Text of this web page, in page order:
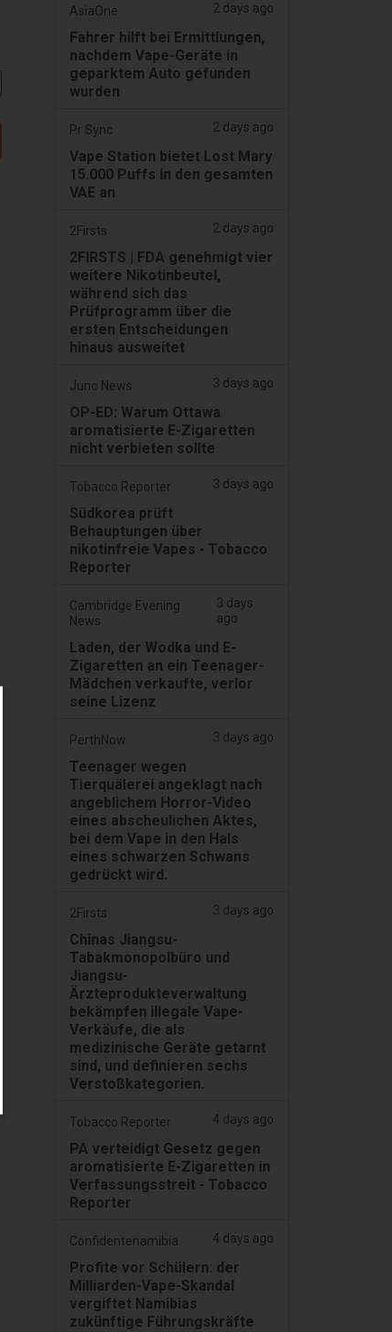
AsiaOne 2 days ago
Fahrer hilft bei Ermittlungen,
nachdem Vape-Geräte in
geparktem Auto gefunden
wurden
Pr Sync 2 days ago
Vape Station bietet Lost Mary
15.000 Puffs in den gesamten
VAE an
2Firsts 2 days ago
2FIRSTS | FDA genehmigt vier
weitere Nikotinbeutel,
während sich das
Prüfprogramm über die
ersten Entscheidungen
hinaus ausweitet
Juno News 3 days ago
OP-ED: Warum Ottawa
aromatisierte E-Zigaretten
nicht verbieten sollte
Tobacco Reporter 3 days ago
Südkorea prüft
Behauptungen über
nikotinfreie Vapes - Tobacco
Reporter
Cambridge Evening
News
3 days
ago
Laden, der Wodka und E-
Zigaretten an ein Teenager-
Mädchen verkaufte, verlor
seine Lizenz
PerthNow 3 days ago
Teenager wegen
Tierquälerei angeklagt nach
angeblichem Horror-Video
eines abscheulichen Aktes,
bei dem Vape in den Hals
eines schwarzen Schwans
gedrückt wird.
2Firsts 3 days ago
Chinas Jiangsu-
Tabakmonopolbüro und
Jiangsu-
Ärzteprodukteverwaltung
bekämpfen illegale Vape-
Verkäufe, die als
medizinische Geräte getarnt
sind, und definieren sechs
Verstoßkategorien.
Tobacco Reporter 4 days ago
PA verteidigt Gesetz gegen
aromatisierte E-Zigaretten in
Verfassungsstreit - Tobacco
Reporter
Confidentenamibia 4 days ago
Profite vor Schülern: der
Milliarden-Vape-Skandal
vergiftet Namibias
zukünftige Führungskräfte